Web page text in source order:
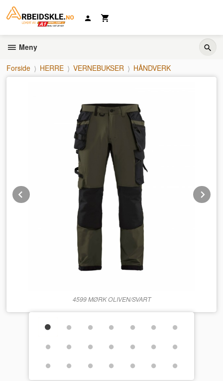
innholdet
Meny
Forside HERRE VERNEBUKSER HÅNDVERK
4599 MØRK OLIVEN/SVART
Prev